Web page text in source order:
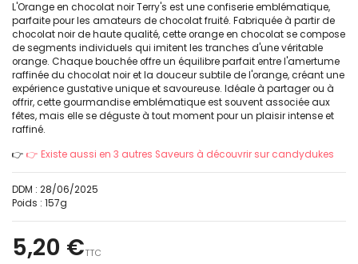
L'Orange en chocolat noir Terry's est une confiserie emblématique,
parfaite pour les amateurs de chocolat fruité. Fabriquée à partir de
chocolat noir de haute qualité, cette orange en chocolat se compose
de segments individuels qui imitent les tranches d'une véritable
orange. Chaque bouchée offre un équilibre parfait entre l'amertume
raffinée du chocolat noir et la douceur subtile de l'orange, créant une
expérience gustative unique et savoureuse. Idéale à partager ou à
offrir, cette gourmandise emblématique est souvent associée aux
fêtes, mais elle se déguste à tout moment pour un plaisir intense et
raffiné.
👉 👉 Existe aussi en 3 autres Saveurs à découvrir sur candydukes
DDM : 28/06/2025
Poids : 157g
5,20 €TTC